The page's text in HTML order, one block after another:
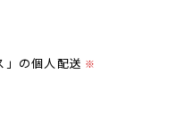
の個人配送 ※